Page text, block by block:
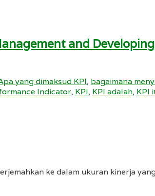
and
yang dimaksud KPI, bagaimana
Indicator, KPI, KPI adalah, KPI
ke dalam ukuran kinerja